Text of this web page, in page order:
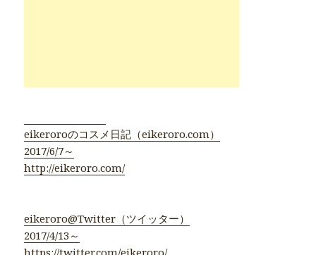
eikeroroのコスメ日記（eikeroro.com）
2017/6/7～
http://eikeroro.com/
eikeroro@Twitter（ツイッター）
2017/4/13～